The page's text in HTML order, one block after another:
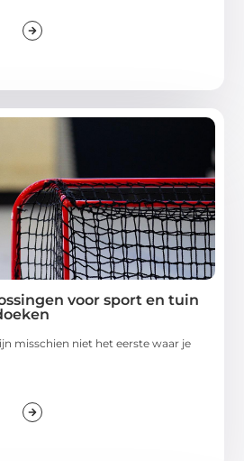
voor sport en tuin
misschien niet het eerste waar je